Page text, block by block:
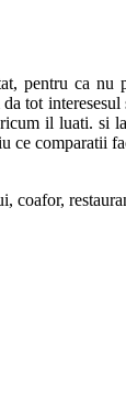
pentru ca nu
tot
il luati. si
ce
coafor,